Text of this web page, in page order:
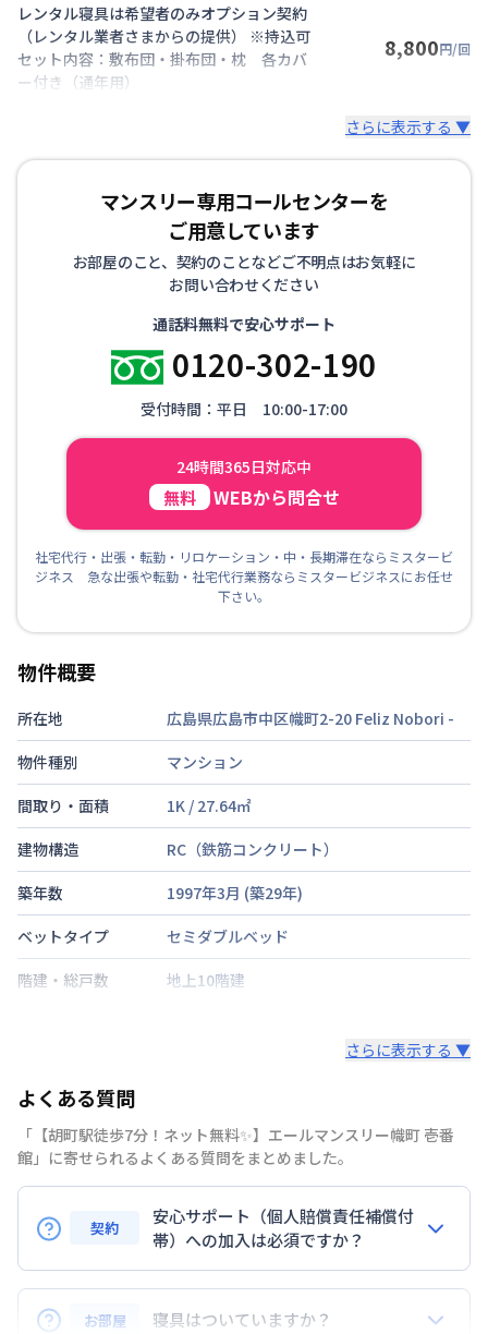
レンタル寝具は希望者のみオプション契約
（レンタル業者さまからの提供） ※持込可
セット内容：敷布団・掛布団・枕 各カバ
ー付き（通年用）
8,800円/回
さらに表示する ▼
マンスリー専用コールセンターを
ご用意しています
お部屋のこと、契約のことなどご不明点はお気軽に
お問い合わせください
通話料無料で安心サポート
0120-302-190
受付時間：平日 10:00-17:00
24時間365日対応中
無料 WEBから問合せ
社宅代行・出張・転勤・リロケーション・中・長期滞在ならミスタービ
ジネス 急な出張や転勤・社宅代行業務ならミスタービジネスにお任せ
下さい。
物件概要
所在地 広島県広島市中区幟町2-20 Feliz Nobori -
物件種別
マンション
間取り・面積
1K / 27.64㎡
建物構造
RC（鉄筋コンクリート）
築年数
1997年3月 (築29年)
ベットタイプ
セミダブルベッド
階建・総戸数
地上10階建
禁煙・喫煙
交通 広島電鉄本線 胡町駅 徒歩
定員
2名
駐車場
次回更新日
情報更新日より14日以内
さらに表示する ▼
よくある質問
「【胡町駅徒歩7分！ネット無料✨】エールマンスリー幟町 壱番
館」に寄せられるよくある質問をまとめました。
契約
安心サポート（個人賠償責任補償付
帯）への加入は必須ですか？
はい。安心サポートへの加入は必須となります。料金
プランでは清掃料欄に期間によって設定されている費
お部屋 寝具はついていますか？